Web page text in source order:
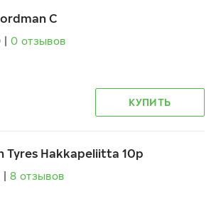
C
0 отзывов
КУПИТЬ
Tyres Hakkapeliitta 10p
8 отзывов